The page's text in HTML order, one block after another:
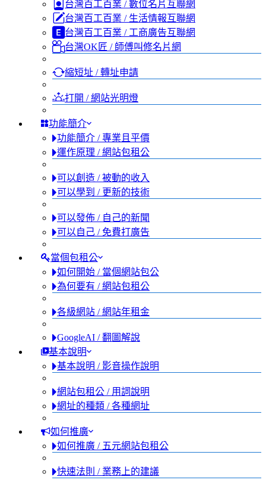
台灣百工百業 / 數位名片互聯網
台灣百工百業 / 生活情報互聯網
台灣百工百業 / 工商廣告互聯網
台灣OK匠 / 師傅叫修名片網
縮短址 / 轉址申請
打開 / 網站光明燈
功能簡介
功能簡介 / 專業且平價
運作原理 / 網站包租公
可以創造 / 被動的收入
可以學到 / 更新的技術
可以發佈 / 自己的新聞
可以自己 / 免費打廣告
當個包租公
如何開始 / 當個網站包公
為何要有 / 網站包租公
各級網站 / 網站年租金
GoogleAI / 翻圖解說
基本說明
基本說明 / 影音操作說明
網站包租公 / 用詞說明
網址的種類 / 各種網址
如何推廣
如何推廣 / 五元網站包租公
快速法則 / 業務上的建議